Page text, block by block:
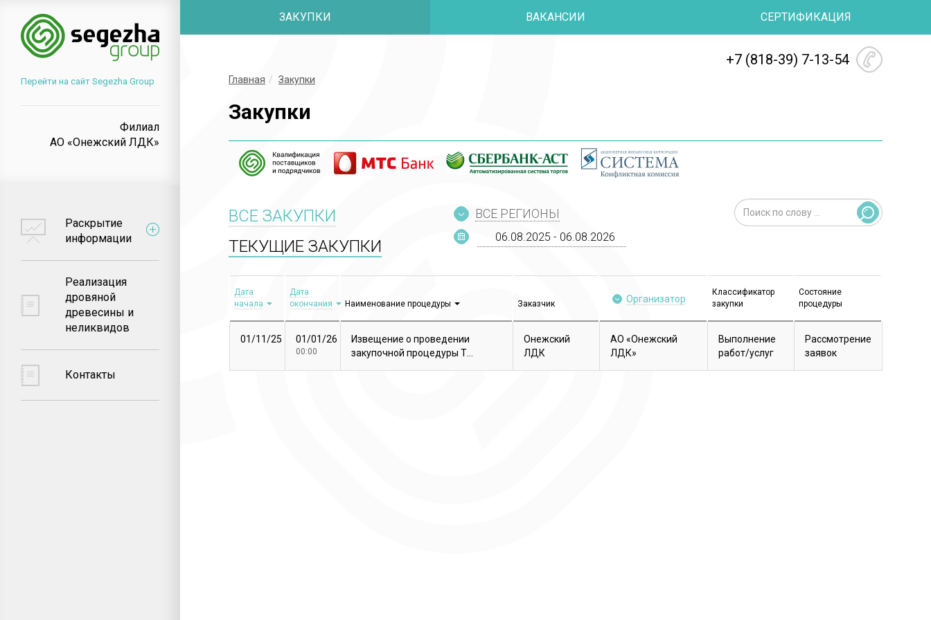
Перейти на сайт Segezha Group
Филиал
АО «Онежский ЛДК»
Раскрытие
информации
Реализация
дровяной
древесины и
неликвидов
Контакты
ЗАКУПКИ ВАКАНСИИ СЕРТИФИКАЦИЯ
+7 (818-39) 7-13-54
Главная Закупки
Закупки
ВСЕ ЗАКУПКИ
ТЕКУЩИЕ ЗАКУПКИ
ВСЕ РЕГИОНЫ
Дата
начала
Дата
окончания
Наименование процедуры Заказчик Организатор
Классификатор
закупки
Состояние
процедуры
01/11/25 01/01/26
00:00
Извещение о проведении
закупочной процедуры Т...
Онежский
ЛДК
АО «Онежский
ЛДК»
Выполнение
работ/услуг
Рассмотрение
заявок